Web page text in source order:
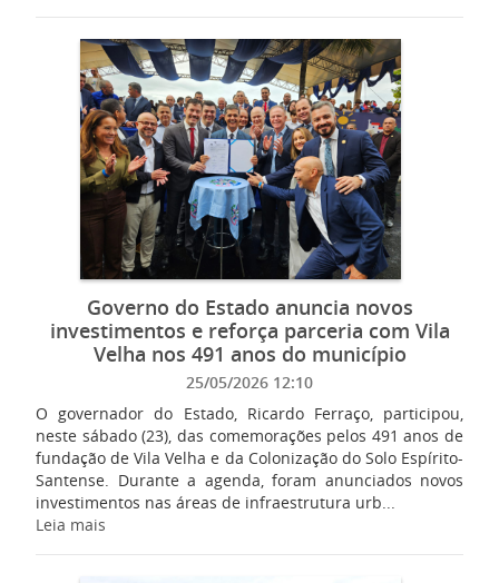
Governo do Estado anuncia novos
investimentos e reforça parceria com Vila
Velha nos 491 anos do município
25/05/2026 12:10
O governador do Estado, Ricardo Ferraço, participou,
neste sábado (23), das comemorações pelos 491 anos de
fundação de Vila Velha e da Colonização do Solo Espírito-
Santense. Durante a agenda, foram anunciados novos
investimentos nas áreas de infraestrutura urb...
Leia mais